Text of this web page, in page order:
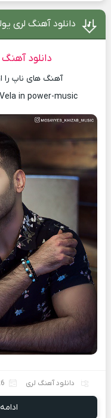
دانلود آهنگ لری
دانلود آهنگ
آهنگ های ناپ را
in power-music!~
دانلود آهنگ لری 26